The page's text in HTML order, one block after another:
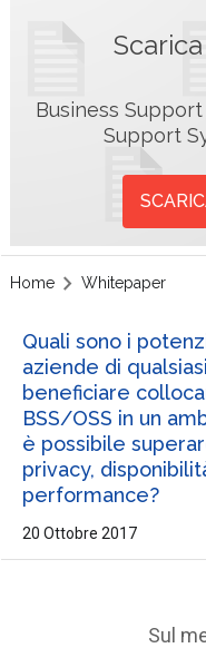
Business
Support
Home Whitepaper
Quali sono i
aziende di
beneficiare
BSS/OSS in un
è possibile
privacy,
performance?
20 Ottobre 2017
Sul